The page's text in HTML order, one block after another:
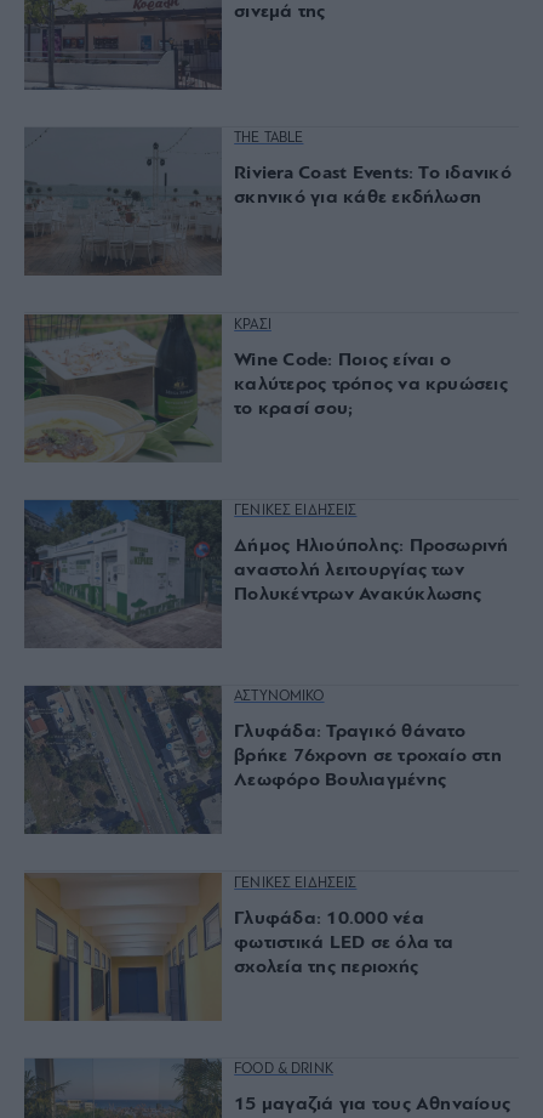
σινεμά της
THE TABLE
Riviera Coast Events: Το ιδανικό
σκηνικό για κάθε εκδήλωση
ΚΡΑΣΙ
Wine Code: Ποιος είναι ο
καλύτερος τρόπος να κρυώσεις
το κρασί σου;
ΓΕΝΙΚΕΣ ΕΙΔΗΣΕΙΣ
Δήμος Ηλιούπολης: Προσωρινή
αναστολή λειτουργίας των
Πολυκέντρων Ανακύκλωσης
ΑΣΤΥΝΟΜΙΚΟ
Γλυφάδα: Τραγικό θάνατο
βρήκε 76χρονη σε τροχαίο στη
Λεωφόρο Βουλιαγμένης
ΓΕΝΙΚΕΣ ΕΙΔΗΣΕΙΣ
Γλυφάδα: 10.000 νέα
φωτιστικά LED σε όλα τα
σχολεία της περιοχής
FOOD & DRINK
15 μαγαζιά για τους Αθηναίους